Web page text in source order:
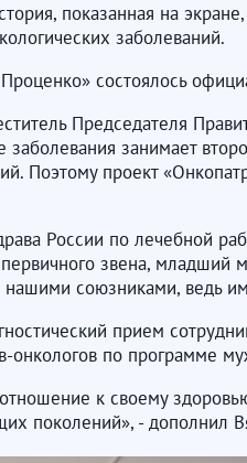
показанная на
заболеваний.
состоялось
Председателя
занимает
Поэтому проект
России по лечебной
звена,
союзниками, ведь
прием
по программе
к своему
поколений», - дополнил